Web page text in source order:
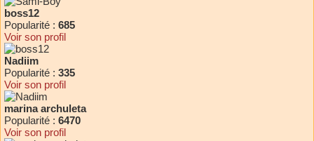
boss12
Popularité : 685
Voir son profil
Nadiim
Popularité : 335
Voir son profil
marina archuleta
Popularité : 6470
Voir son profil